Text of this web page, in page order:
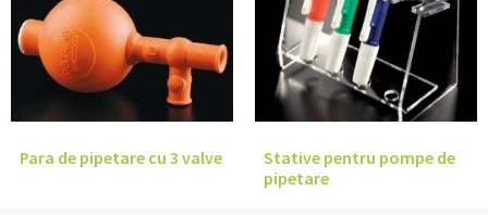
Para de pipetare cu 3 valve
Stative pentru pompe de
pipetare